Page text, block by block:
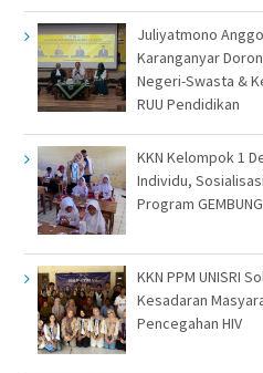
Juliyatmono
Karanganyar
Negeri-Swasta &
RUU Pendidikan
KKN Kelompok 1
Individu,
Program
KKN PPM UNISRI
Kesadaran
Pencegahan HIV